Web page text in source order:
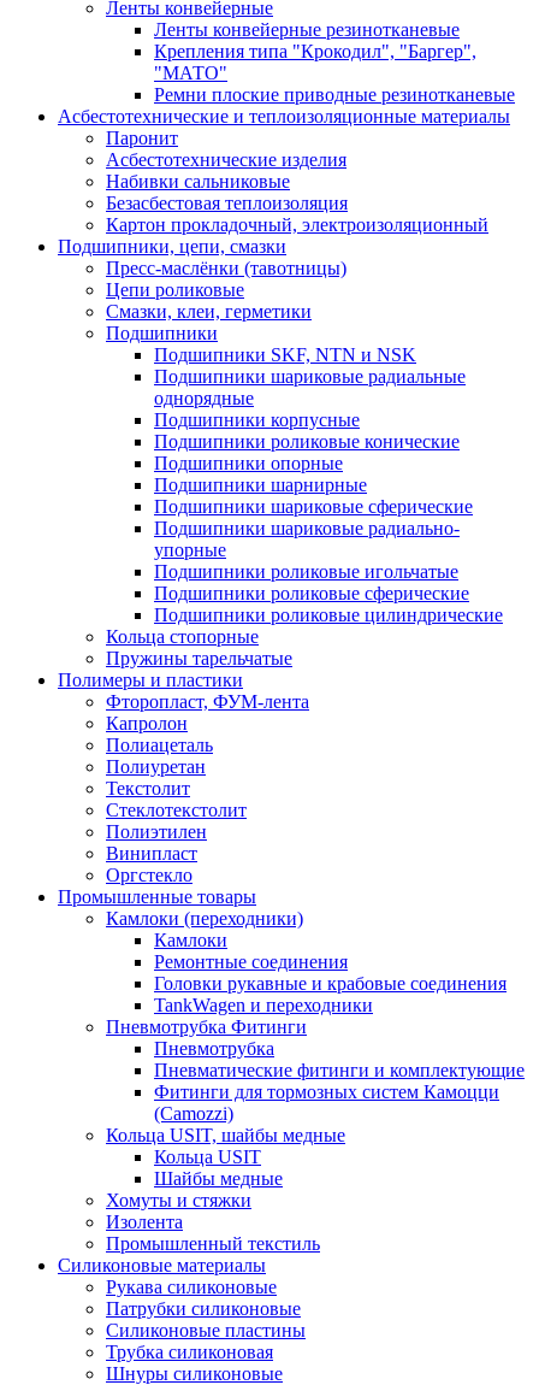
Ленты конвейерные
Ленты конвейерные резинотканевые
Крепления типа "Крокодил", "Баргер",
"МАТО"
Ремни плоские приводные резинотканевые
Асбестотехнические и теплоизоляционные материалы
Паронит
Асбестотехнические изделия
Набивки сальниковые
Безасбестовая теплоизоляция
Картон прокладочный, электроизоляционный
Подшипники, цепи, смазки
Пресс-маслёнки (тавотницы)
Цепи роликовые
Смазки, клеи, герметики
Подшипники
Подшипники SKF, NTN и NSK
Подшипники шариковые радиальные
однорядные
Подшипники корпусные
Подшипники роликовые конические
Подшипники опорные
Подшипники шарнирные
Подшипники шариковые сферические
Подшипники шариковые радиально-
упорные
Подшипники роликовые игольчатые
Подшипники роликовые сферические
Подшипники роликовые цилиндрические
Кольца стопорные
Пружины тарельчатые
Полимеры и пластики
Фторопласт, ФУМ-лента
Капролон
Полиацеталь
Полиуретан
Текстолит
Стеклотекстолит
Полиэтилен
Винипласт
Оргстекло
Промышленные товары
Камлоки (переходники)
Камлоки
Ремонтные соединения
Головки рукавные и крабовые соединения
TankWagen и переходники
Пневмотрубка Фитинги
Пневмотрубка
Пневматические фитинги и комплектующие
Фитинги для тормозных систем Камоцци
(Camozzi)
Кольца USIT, шайбы медные
Кольца USIT
Шайбы медные
Хомуты и стяжки
Изолента
Промышленный текстиль
Силиконовые материалы
Рукава силиконовые
Патрубки силиконовые
Силиконовые пластины
Трубка силиконовая
Шнуры силиконовые